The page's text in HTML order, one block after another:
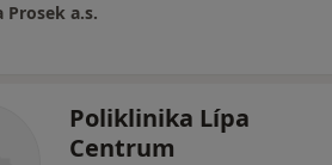
a.s.
Poliklinika Lípa
Centrum